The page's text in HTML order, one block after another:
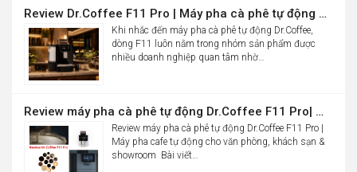
Review Dr.Coffee F11 Pro | Máy pha cà phê tự động cho văn phòng
Khi nhắc đến máy pha cà phê tự động Dr.Coffee,
dòng F11 luôn nằm trong nhóm sản phẩm được
nhiều doanh nghiệp quan tâm nhờ…
Review máy pha cà phê tự động Dr.Coffee F11 Pro| Máy pha cafe tự động cho văn phòng, khách sạn & showroom
Review máy pha cà phê tự động Dr.Coffee F11 Pro |
Máy pha cafe tự động cho văn phòng, khách sạn &
showroom Bài viết…